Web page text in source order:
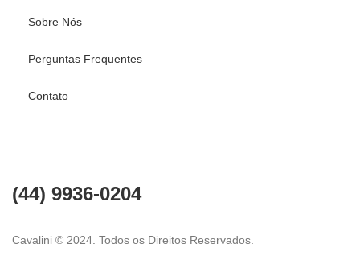
Sobre Nós
Perguntas Frequentes
Contato
(44) 9936-0204
Cavalini © 2024. Todos os Direitos Reservados.